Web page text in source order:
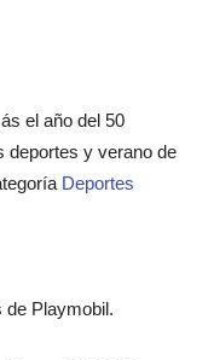
el año del 50
deportes y verano de
Deportes
de Playmobil.